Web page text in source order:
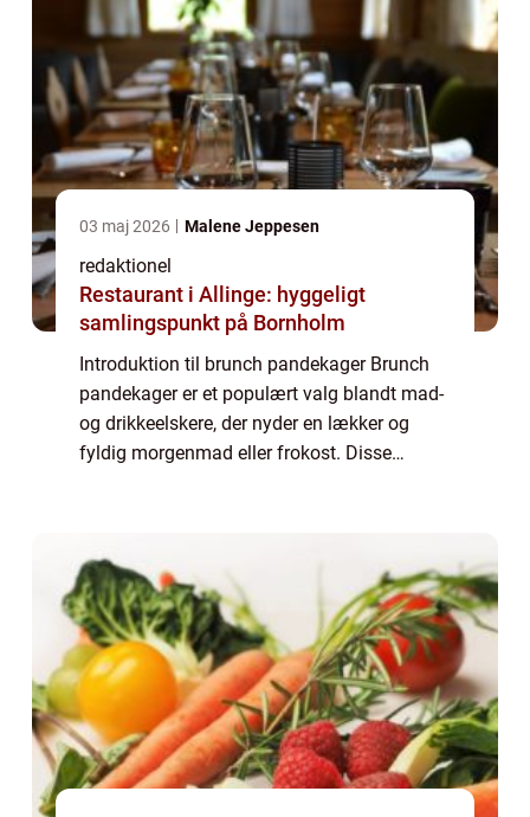
03 maj 2026 Malene Jeppesen
redaktionel
Restaurant i Allinge: hyggeligt
samlingspunkt på Bornholm
Introduktion til brunch pandekager Brunch
pandekager er et populært valg blandt mad-
og drikkeelskere, der nyder en lækker og
fyldig morgenmad eller frokost. Disse